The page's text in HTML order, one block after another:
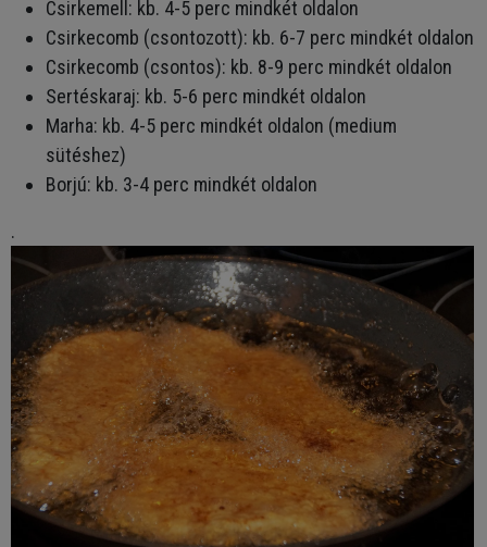
Csirkemell: kb. 4-5 perc mindkét oldalon
Csirkecomb (csontozott): kb. 6-7 perc mindkét oldalon
Csirkecomb (csontos): kb. 8-9 perc mindkét oldalon
Sertéskaraj: kb. 5-6 perc mindkét oldalon
Marha: kb. 4-5 perc mindkét oldalon (medium
sütéshez)
Borjú: kb. 3-4 perc mindkét oldalon
.